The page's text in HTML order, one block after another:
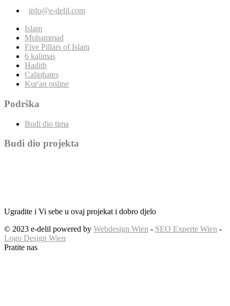
info@e-delil.com
Islam
Muhammad
Five Pillars of Islam
6 kalimas
Hadith
Caliphates
Kur'an online
Podrška
Budi dio tima
Budi dio projekta
Ugradite i Vi sebe u ovaj projekat i dobro djelo
© 2023 e-delil powered by Webdesign Wien - SEO Experte Wien -
Logo Design Wien
Pratite nas